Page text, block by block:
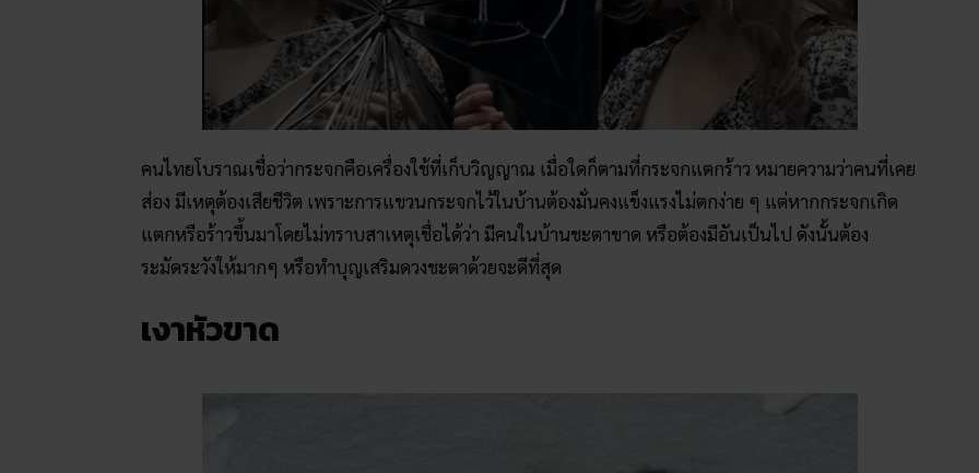
คนไทยโบราณเชื่อว่ากระจกคือเครื่องใช้ที่เก็บวิญญาณ เมื่อใดก็ตามที่กระจกแตกร้าว หมายความว่าคนที่เคย
ส่อง มีเหตุต้องเสียชีวิต เพราะการแขวนกระจกไว้ในบ้านต้องมั่นคงแข็งแรงไม่ตกง่าย ๆ แต่หากกระจกเกิด
แตกหรือร้าวขึ้นมาโดยไม่ทราบสาเหตุเชื่อได้ว่า มีคนในบ้านชะตาขาด หรือต้องมีอันเป็นไป ดังนั้นต้อง
ระมัดระวังให้มากๆ หรือทำบุญเสริมดวงชะตาด้วยจะดีที่สุด
เงาหัวขาด